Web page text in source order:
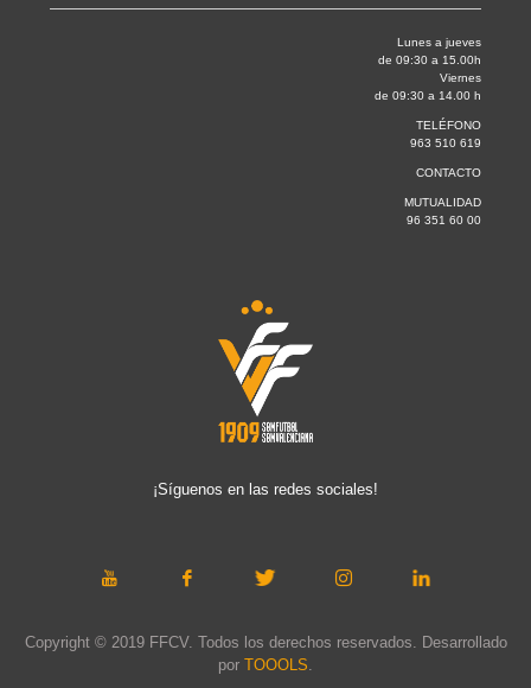
Lunes a jueves
de 09:30 a 15.00h
Viernes
de 09:30 a 14.00 h
TELÉFONO
963 510 619
CONTACTO
MUTUALIDAD
96 351 60 00
¡Síguenos en las redes sociales!
Copyright © 2019 FFCV. Todos los derechos reservados. Desarrollado
por TOOOLS.